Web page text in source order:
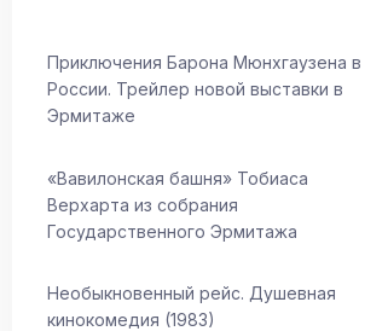
Приключения Барона Мюнхгаузена в
России. Трейлер новой выставки в
Эрмитаже
«Вавилонская башня» Тобиаса
Верхарта из собрания
Государственного Эрмитажа
Необыкновенный рейс. Душевная
кинокомедия (1983)